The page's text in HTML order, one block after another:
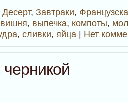
Десерт, Завтраки,
вишня, выпечка, компоты,
, сливки, яйца | Нет